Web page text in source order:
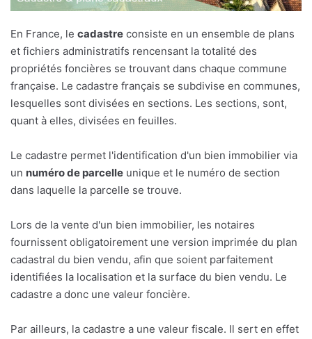
En France, le cadastre consiste en un ensemble de plans
et fichiers administratifs rencensant la totalité des
propriétés foncières se trouvant dans chaque commune
française. Le cadastre français se subdivise en communes,
lesquelles sont divisées en sections. Les sections, sont,
quant à elles, divisées en feuilles.
Le cadastre permet l'identification d'un bien immobilier via
un numéro de parcelle unique et le numéro de section
dans laquelle la parcelle se trouve.
Lors de la vente d'un bien immobilier, les notaires
fournissent obligatoirement une version imprimée du plan
cadastral du bien vendu, afin que soient parfaitement
identifiées la localisation et la surface du bien vendu. Le
cadastre a donc une valeur foncière.
Par ailleurs, la cadastre a une valeur fiscale. Il sert en effet